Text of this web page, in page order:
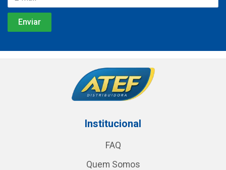
Institucional
FAQ
Quem Somos